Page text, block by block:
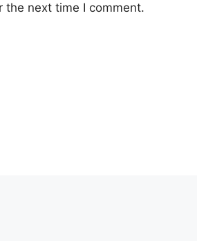
the next time I comment.